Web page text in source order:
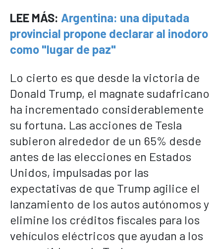
LEE MÁS: Argentina: una diputada
provincial propone declarar al inodoro
como "lugar de paz"
Lo cierto es que desde la victoria de
Donald Trump, el magnate sudafricano
ha incrementado considerablemente
su fortuna. Las acciones de Tesla
subieron alrededor de un 65% desde
antes de las elecciones en Estados
Unidos, impulsadas por las
expectativas de que Trump agilice el
lanzamiento de los autos autónomos y
elimine los créditos fiscales para los
vehículos eléctricos que ayudan a los